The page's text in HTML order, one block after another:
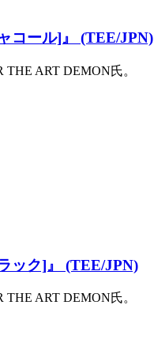
コール]』 (TEE/JPN)
ART DEMON氏。
ック]』 (TEE/JPN)
ART DEMON氏。